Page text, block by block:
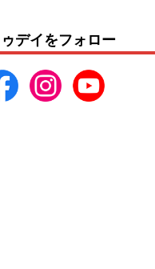
デイをフォロー